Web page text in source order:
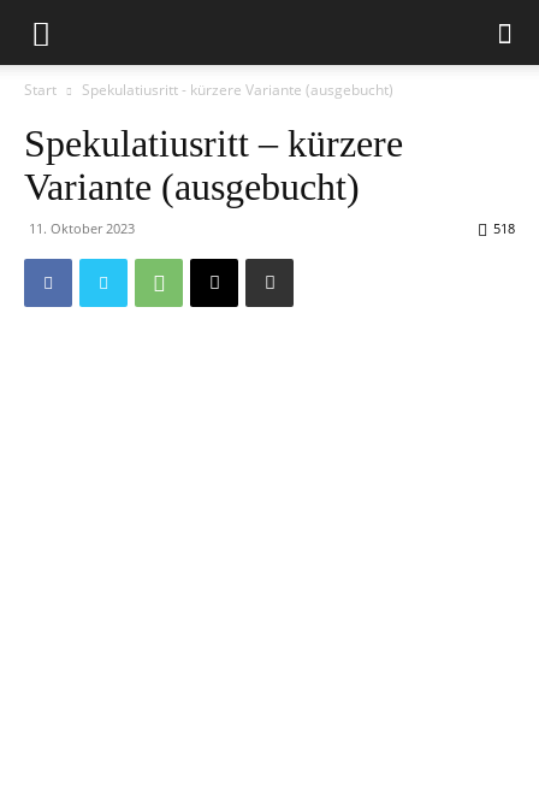
Start Spekulatiusritt - kürzere Variante (ausgebucht)
Spekulatiusritt – kürzere
Variante (ausgebucht)
11. Oktober 2023 518